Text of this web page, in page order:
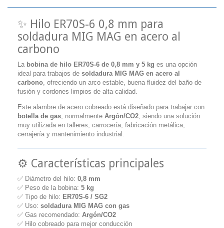
✨ Hilo ER70S-6 0,8 mm para
soldadura MIG MAG en acero al
carbono
La bobina de hilo ER70S-6 de 0,8 mm y 5 kg es una opción
ideal para trabajos de soldadura MIG MAG en acero al
carbono, ofreciendo un arco estable, buena fluidez del baño de
fusión y cordones limpios de alta calidad.
Este alambre de acero cobreado está diseñado para trabajar con
botella de gas, normalmente Argón/CO2, siendo una solución
muy utilizada en talleres, carrocería, fabricación metálica,
cerrajería y mantenimiento industrial.
⚙️ Características principales
✅ Diámetro del hilo: 0,8 mm
✅ Peso de la bobina: 5 kg
✅ Tipo de hilo: ER70S-6 / SG2
✅ Uso: soldadura MIG MAG con gas
✅ Gas recomendado: Argón/CO2
✅ Hilo cobreado para mejor conducción